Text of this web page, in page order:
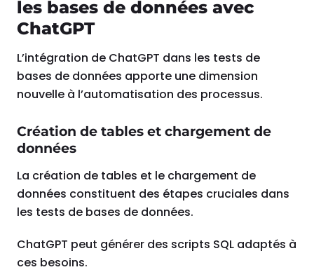
les bases de données avec
ChatGPT
L’intégration de ChatGPT dans les tests de
bases de données apporte une dimension
nouvelle à l’automatisation des processus.
Création de tables et chargement de
données
La création de tables et le chargement de
données constituent des étapes cruciales dans
les tests de bases de données.
ChatGPT peut générer des scripts SQL adaptés à
ces besoins.